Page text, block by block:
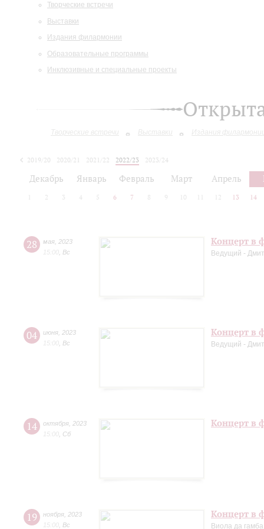
Творческие встречи
Выставки
Издания филармонии
Образовательные программы
Инклюзивные и специальные проекты
Творческие встречи Выставки Издания
2019/20 2020/21 2021/22 2022/23
2023/24
Декабрь Январь Февраль Март Апрель
2 3 4 5 6 7 8 9 10 12 13 14
28 мая 2023
15:00 Вс
Концерт в
Ведущий -
04 июня 2023
15:00 Вс
Концерт в
Ведущий -
14 октября 2023
15:00 Сб
Концерт в
19 ноября 2023
15:00 Вс
Концерт в
Виола да